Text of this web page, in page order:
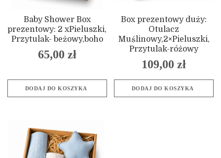
Baby Shower Box
prezentowy: 2 xPieluszki,
Przytulak- beżowy,boho
65,00 zł
DODAJ DO KOSZYKA
Box prezentowy duży:
Otulacz
Muślinowy,2×Pieluszki,
Przytulak-różowy
109,00 zł
DODAJ DO KOSZYKA